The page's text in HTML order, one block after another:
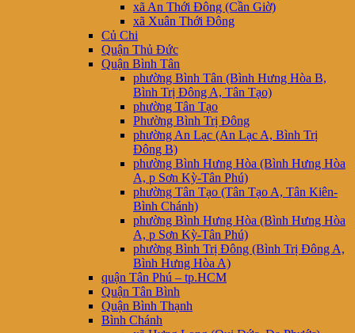
xã An Thới Đông (Cần Giờ)
xã Xuân Thới Đông
Củ Chi
Quận Thủ Đức
Quận Bình Tân
phường Bình Tân (Bình Hưng Hòa B,
Bình Trị Đông A, Tân Tạo)
phường Tân Tạo
Phường Bình Trị Đông
phường An Lạc (An Lạc A, Bình Trị
Đông B)
phường Bình Hưng Hòa (Bình Hưng Hòa
A, p Sơn Kỳ-Tân Phú)
phường Tân Tạo (Tân Tạo A, Tân Kiên-
Bình Chánh)
phường Bình Hưng Hòa (Bình Hưng Hòa
A, p Sơn Kỳ-Tân Phú)
phường Bình Trị Đông (Bình Trị Đông A,
Bình Hưng Hòa A)
quận Tân Phú – tp.HCM
Quận Tân Bình
Quận Bình Thạnh
Bình Chánh